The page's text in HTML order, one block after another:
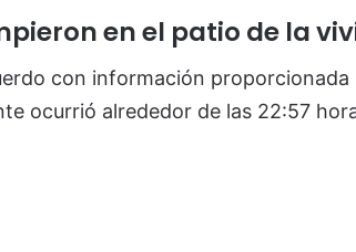
en el patio de la
con información
ocurrió alrededor de las 22:57